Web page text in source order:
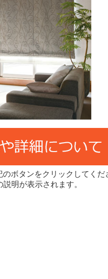
ボタンをクリックしてくだ
明が表示されます。